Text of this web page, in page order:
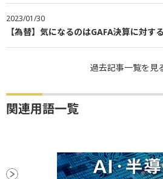
2023/01/30
【為替】気になるのはGAFA決算に対す
過去記事一覧を見
関連用語一覧